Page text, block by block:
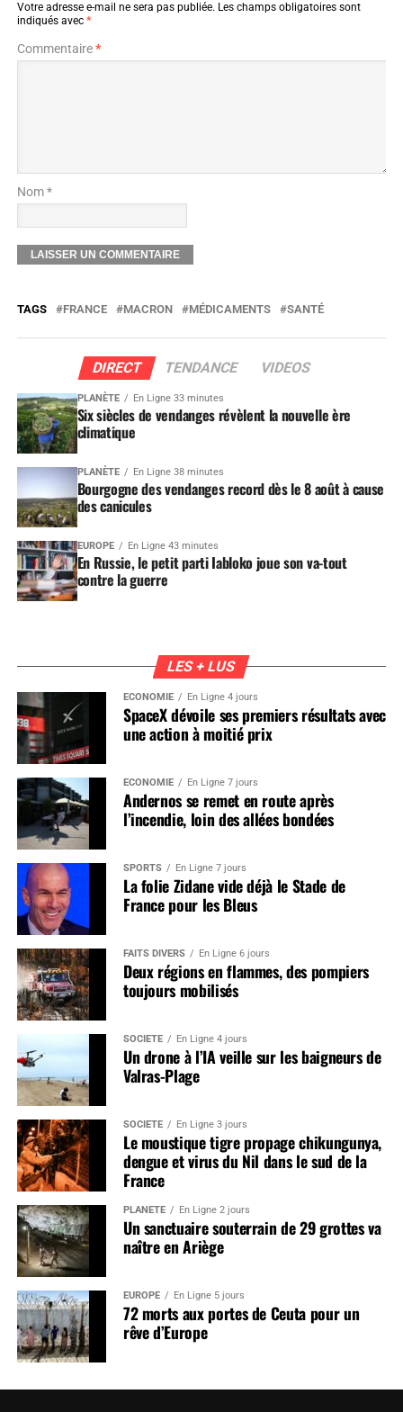
Votre adresse e-mail ne sera pas publiée. Les champs obligatoires sont
indiqués avec *
Commentaire*
Nom *
TAGS FRANCE MACRON MÉDICAMENTS SANTÉ
DIRECT TENDANCE VIDEOS
PLANÈTE En Ligne 33 minutes
Six siècles de vendanges révèlent la nouvelle ère
climatique
PLANÈTE En Ligne 38 minutes
Bourgogne des vendanges record dès le 8 août à cause
des canicules
EUROPE En Ligne 43 minutes
En Russie, le petit parti Iabloko joue son va-tout
contre la guerre
LES + LUS
ÉCONOMIE En Ligne 4 jours
SpaceX dévoile ses premiers résultats avec
une action à moitié prix
ÉCONOMIE En Ligne 7 jours
Andernos se remet en route après
l’incendie, loin des allées bondées
SPORTS En Ligne 7 jours
La folie Zidane vide déjà le Stade de
France pour les Bleus
FAITS DIVERS En Ligne 6 jours
Deux régions en flammes, des pompiers
toujours mobilisés
SOCIÉTÉ En Ligne 4 jours
Un drone à l’IA veille sur les baigneurs de
Valras-Plage
SOCIÉTÉ En Ligne 3 jours
Le moustique tigre propage chikungunya,
dengue et virus du Nil dans le sud de la
France
PLANÈTE En Ligne 2 jours
Un sanctuaire souterrain de 29 grottes va
naître en Ariège
EUROPE En Ligne 5 jours
72 morts aux portes de Ceuta pour un
rêve d’Europe